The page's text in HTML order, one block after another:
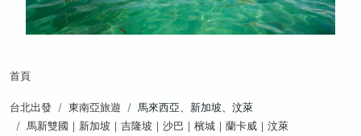
首頁
台北出發 東南亞旅遊
馬來西亞、新加坡、汶萊
馬新雙國｜新加坡｜吉隆坡｜沙巴｜檳城｜蘭卡威｜汶萊